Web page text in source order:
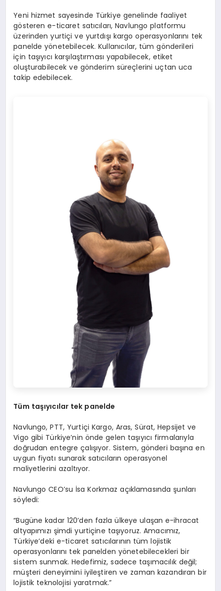
Yeni hizmet sayesinde Türkiye genelinde faaliyet
gösteren e-ticaret satıcıları, Navlungo platformu
üzerinden yurtiçi ve yurtdışı kargo operasyonlarını tek
panelde yönetebilecek. Kullanıcılar, tüm gönderileri
için taşıyıcı karşılaştırması yapabilecek, etiket
oluşturabilecek ve gönderim süreçlerini uçtan uca
takip edebilecek.
Tüm taşıyıcılar tek panelde
Navlungo, PTT, Yurtiçi Kargo, Aras, Sürat, Hepsijet ve
Vigo gibi Türkiye’nin önde gelen taşıyıcı firmalarıyla
doğrudan entegre çalışıyor. Sistem, gönderi başına en
uygun fiyatı sunarak satıcıların operasyonel
maliyetlerini azaltıyor.
Navlungo CEO’su İsa Korkmaz açıklamasında şunları
söyledi:
“Bugüne kadar 120’den fazla ülkeye ulaşan e-ihracat
altyapımızı şimdi yurtiçine taşıyoruz. Amacımız,
Türkiye’deki e-ticaret satıcılarının tüm lojistik
operasyonlarını tek panelden yönetebilecekleri bir
sistem sunmak. Hedefimiz, sadece taşımacılık değil;
müşteri deneyimini iyileştiren ve zaman kazandıran bir
lojistik teknolojisi yaratmak.”